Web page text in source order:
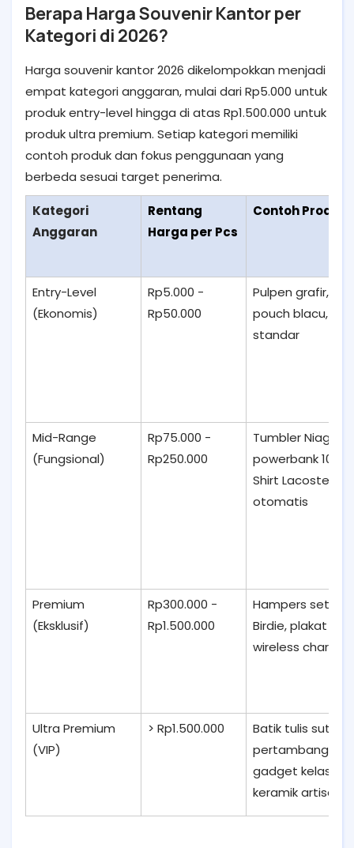
Berapa Harga Souvenir Kantor per
Kategori di 2026?
Harga souvenir kantor 2026 dikelompokkan menjadi
empat kategori anggaran, mulai dari Rp5.000 untuk
produk entry-level hingga di atas Rp1.500.000 untuk
produk ultra premium. Setiap kategori memiliki
contoh produk dan fokus penggunaan yang
berbeda sesuai target penerima.
Kategori
Anggaran
Rentang
Harga per Pcs
Contoh Produk
Entry-Level
(Ekonomis)
Rp5.000 -
Rp50.000
Pulpen grafir,
pouch blacu,
standar
Mid-Range
(Fungsional)
Rp75.000 -
Rp250.000
Tumbler Niagara
powerbank 10K
Shirt Lacoste
otomatis
Premium
(Eksklusif)
Rp300.000 -
Rp1.500.000
Hampers set,
Birdie, plakat
wireless charger
Ultra Premium
(VIP)
> Rp1.500.000
Batik tulis sutra,
pertambangan/
gadget kelas
keramik artisan